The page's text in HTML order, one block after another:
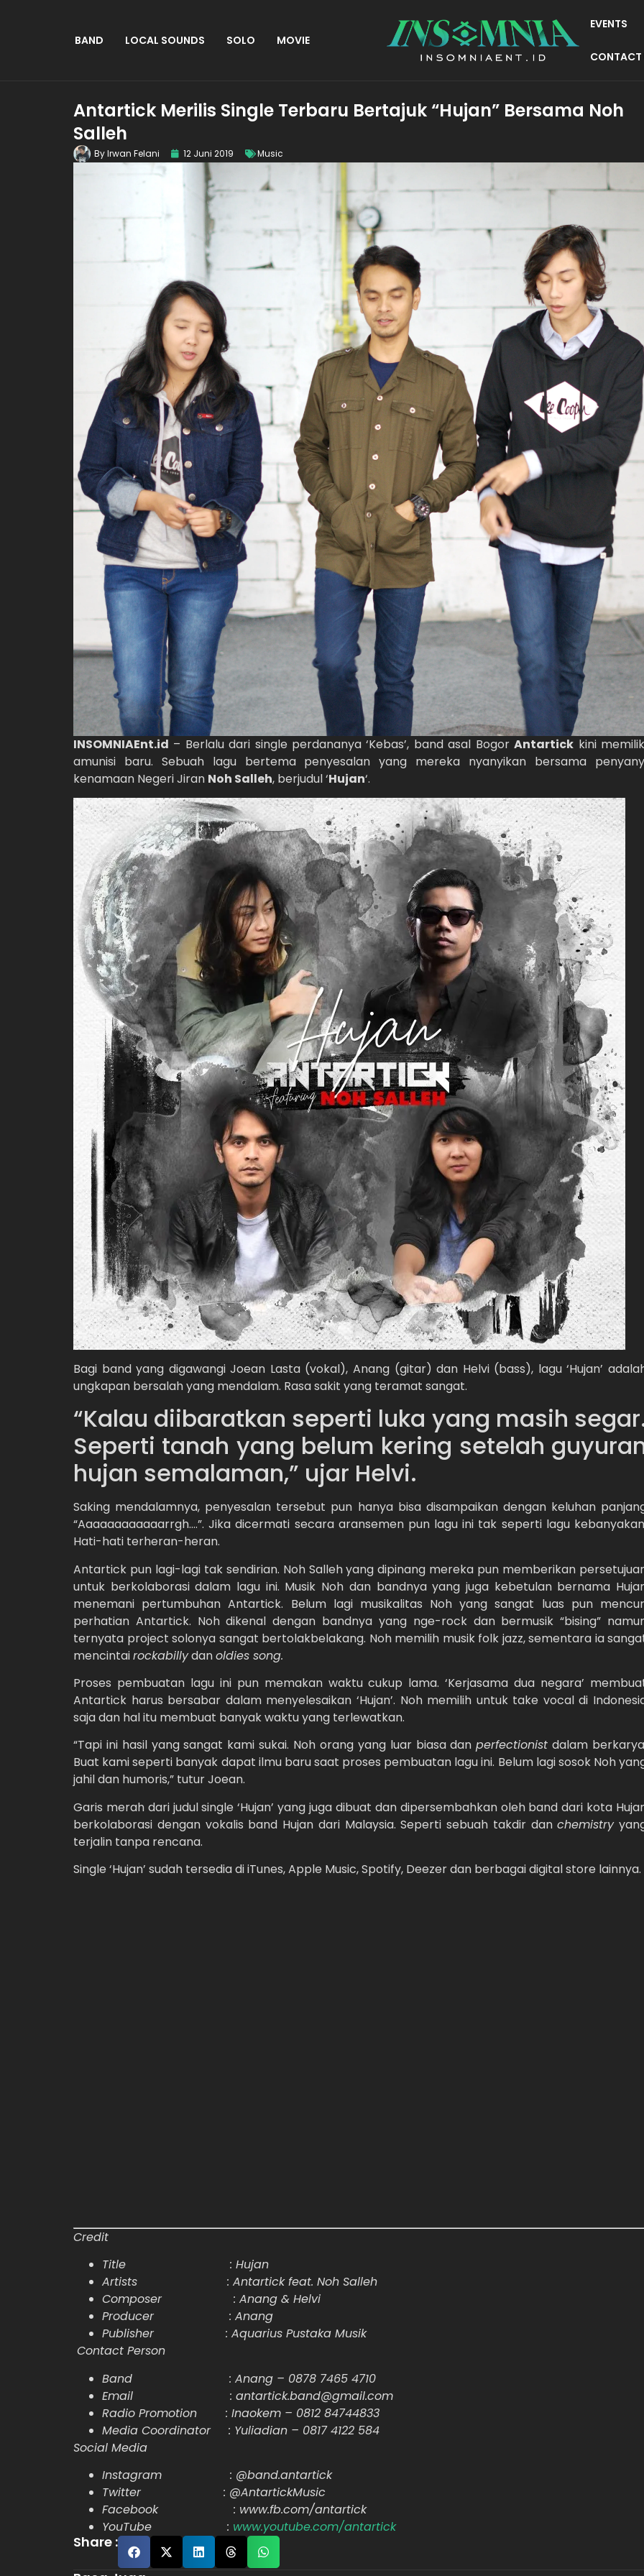
BAND LOCAL SOUNDS SOLO MOVIE
EVENTS
CONTACT
Antartick Merilis Single Terbaru Bertajuk “Hujan” Bersama Noh
Salleh
ByIrwan Felani 12 Juni 2019 Music
INSOMNIAEnt.id – Berlalu dari single perdananya ‘Kebas’, band asal BogorAntartick kini
amunisi baru. Sebuah lagu bertema penyesalan yang mereka nyanyikan bersama
kenamaan Negeri Jiran Noh Salleh, berjudul ‘Hujan‘.
Bagi band yang digawangi Joean Lasta (vokal), Anang (gitar) dan Helvi (bass), lagu ‘Hujan’
ungkapan bersalah yang mendalam. Rasa sakit yang teramat sangat.
“Kalau diibaratkan seperti luka yang masih
Seperti tanah yang belum kering setelah
hujan semalaman,” ujar Helvi.
Saking mendalamnya, penyesalan tersebut pun hanya bisa disampaikan dengan keluhan
“Aaaaaaaaaaaarrgh….”. Jika dicermati secara aransemen pun lagu ini tak seperti lagu
Hati-hati terheran-heran.
Antartick pun lagi-lagi tak sendirian. Noh Salleh yang dipinang mereka pun memberikan
untuk berkolaborasi dalam lagu ini. Musik Noh dan bandnya yang juga kebetulan bernama
menemani pertumbuhan Antartick. Belum lagi musikalitas Noh yang sangat luas pun
perhatian Antartick. Noh dikenal dengan bandnya yang nge-rock dan bermusik “bising”
ternyata project solonya sangat bertolakbelakang. Noh memilih musik folk jazz, sementara ia
mencintairockabillydanoldies song.
Proses pembuatan lagu ini pun memakan waktu cukup lama. ‘Kerjasama dua negara’
Antartick harus bersabar dalam menyelesaikan ‘Hujan’. Noh memilih untuk take vocal di
saja dan hal itu membuat banyak waktu yang terlewatkan.
“Tapi ini hasil yang sangat kami sukai. Noh orang yang luar biasa danperfectionist dalam
Buat kami seperti banyak dapat ilmu baru saat proses pembuatan lagu ini. Belum lagi sosok Noh
jahil dan humoris,” tutur Joean.
Garis merah dari judul single ‘Hujan’ yang juga dibuat dan dipersembahkan oleh band dari kota
berkolaborasi dengan vokalis band Hujan dari Malaysia. Seperti sebuah takdir danchemistry
terjalin tanpa rencana.
Single ‘Hujan’ sudah tersedia di iTunes, Apple Music, Spotify, Deezer dan berbagai digital store lainnya.
Credit
Title : Hujan
Artists : Antartick feat. Noh Salleh
Composer : Anang & Helvi
Producer : Anang
Publisher : Aquarius Pustaka Musik
Contact Person
Band : Anang – 0878 7465 4710
Email : antartick.band@gmail.com
Radio Promotion : Inaokem – 0812 84744833
Media Coordinator : Yuliadian – 0817 4122 584
Social Media
Instagram : @band.antartick
Twitter : @AntartickMusic
Facebook : www.fb.com/antartick
YouTube : www.youtube.com/antartick
Share :